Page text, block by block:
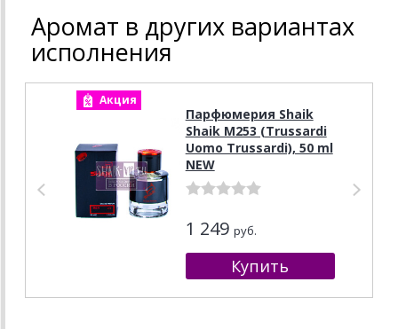
Аромат в других вариантах
исполнения
Акция
Парфюмерия Shaik
Shaik M253 (Trussardi
Uomo Trussardi), 50 ml
NEW
1 249 руб.